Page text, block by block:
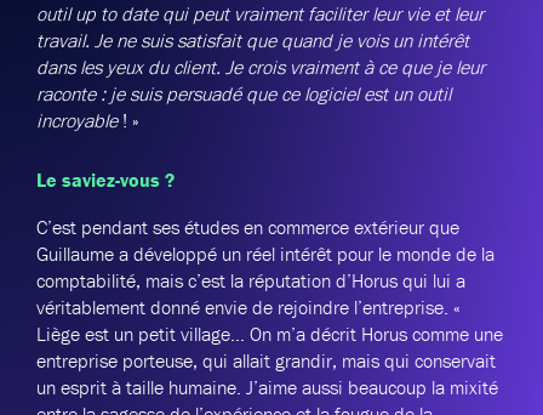
outil up to date qui peut vraiment faciliter leur vie et leur
travail. Je ne suis satisfait que quand je vois un intérêt
dans les yeux du client. Je crois vraiment à ce que je leur
raconte : je suis persuadé que ce logiciel est un outil
incroyable! »
Le saviez-vous ?
C’est pendant ses études en commerce extérieur que
Guillaume a développé un réel intérêt pour le monde de la
comptabilité, mais c’est la réputation d’Horus qui lui a
véritablement donné envie de rejoindre l’entreprise. «
Liège est un petit village… On m’a décrit Horus comme une
entreprise porteuse, qui allait grandir, mais qui conservait
un esprit à taille humaine. J’aime aussi beaucoup la mixité